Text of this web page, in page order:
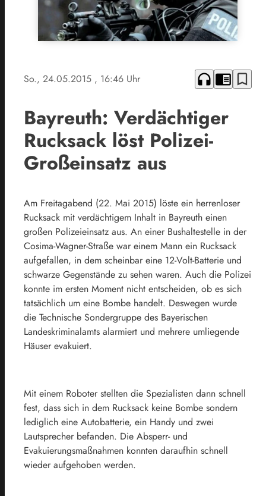
So., 24.05.2015 , 16:46 Uhr headphones chrome_reader_mode bookmark_border
Bayreuth: Verdächtiger
Rucksack löst Polizei-
Großeinsatz aus
Am Freitagabend (22. Mai 2015) löste ein herrenloser
Rucksack mit verdächtigem Inhalt in Bayreuth einen
großen Polizeieinsatz aus. An einer Bushaltestelle in der
Cosima-Wagner-Straße war einem Mann ein Rucksack
aufgefallen, in dem scheinbar eine 12-Volt-Batterie und
schwarze Gegenstände zu sehen waren. Auch die Polizei
konnte im ersten Moment nicht entscheiden, ob es sich
tatsächlich um eine Bombe handelt. Deswegen wurde
die Technische Sondergruppe des Bayerischen
Landeskriminalamts alarmiert und mehrere umliegende
Häuser evakuiert.
Mit einem Roboter stellten die Spezialisten dann schnell
fest, dass sich in dem Rucksack keine Bombe sondern
lediglich eine Autobatterie, ein Handy und zwei
Lautsprecher befanden. Die Absperr- und
Evakuierungsmaßnahmen konnten daraufhin schnell
wieder aufgehoben werden.